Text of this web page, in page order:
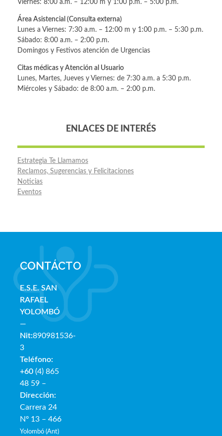
Viernes: 8:00 a.m. – 12:00 m y 1:00 p.m. – 5:00 p.m.
Área Asistencial (Consulta externa)
Lunes a Viernes: 7:30 a.m. – 12:00 m y 1:00 p.m. – 5:30 p.m.
Sábado: 8:00 a.m. – 2:00 p.m.
Domingos y Festivos atención de Urgencias
Citas médicas y Atención al Usuario
Lunes, Martes, Jueves y Viernes: de 7:30 a.m. a 5:30 p.m.
Miércoles y Sábado: de 8:00 a.m. – 2:00 p.m.
ENLACES DE INTERÉS
Estrategia Te Llamamos
Reclamos, Sugerencias y Felicitaciones
Noticias
Eventos
CONTÁCTO
E.S.E. SAN
RAFAEL
YOLOMBÓ
—
Nit:890981536-
3
Teléfono:
+60 (4) 865
48 59 –
Dirección:
Carrera 24
Nº 13 – 466
Yolombó (Ant)